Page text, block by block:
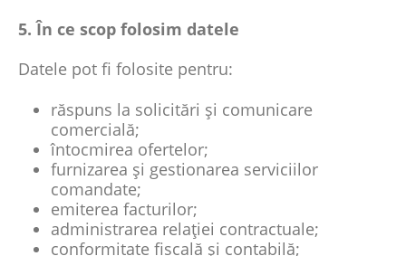
5. În ce scop folosim datele
Datele pot fi folosite pentru:
răspuns la solicitări și comunicare
comercială;
întocmirea ofertelor;
furnizarea și gestionarea serviciilor
comandate;
emiterea facturilor;
administrarea relației contractuale;
conformitate fiscală și contabilă;